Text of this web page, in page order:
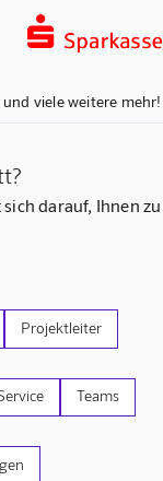
und viele weitere mehr!
darauf, Ihnen
Projektleiter
Teams